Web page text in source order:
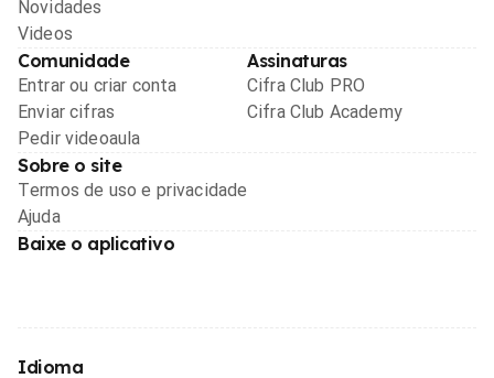
Novidades
Videos
Comunidade
Entrar ou criar conta
Enviar cifras
Pedir videoaula
Assinaturas
Cifra Club PRO
Cifra Club Academy
Sobre o site
Termos de uso e privacidade
Ajuda
Baixe o aplicativo
Idioma